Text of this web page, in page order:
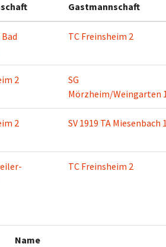
Gastmannschaft
Bad
TC Freinsheim 2
2
SG
Mörzheim/Weingarten
2 SV 1919 TA Miesenbach 1
TC Freinsheim 2
Name